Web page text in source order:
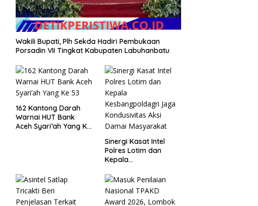
Wakili Bupati, Plh Sekda Hadiri Pembukaan
Porsadin VII Tingkat Kabupaten Labuhanbatu
162 Kantong Darah
Warnai HUT Bank
Aceh Syari’ah Yang Ke
Sinergi Kasat Intel
Polres Lotim dan
Kepala
Jaga Kondusivitas
Aksi Damai
Masyarakat